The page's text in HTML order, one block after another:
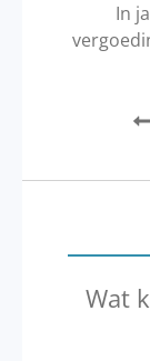
In
Wat